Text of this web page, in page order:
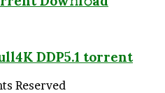
DDP5.1 torrent
Reserved